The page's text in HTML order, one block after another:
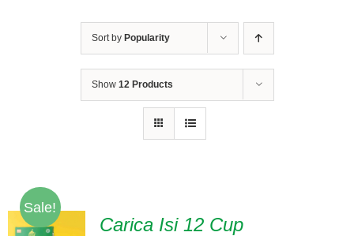
Harga
Berita
Hubungi Kami
Tentang Kami
Sort by Popularity
Show 12 Products
Sale!
Carica Isi 12 Cup